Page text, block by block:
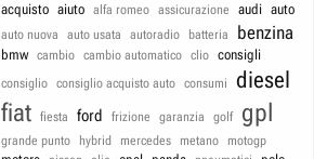
acquisto aiuto alfa romeo assicurazione audi auto
auto nuova auto usata autoradio batteria benzina
bmw cambio cambio automatico clio consigli
consiglio consiglio acquisto auto consumi diesel
fiat fiesta ford frizione garanzia golf gpl
grande punto hybrid mercedes metano motogp